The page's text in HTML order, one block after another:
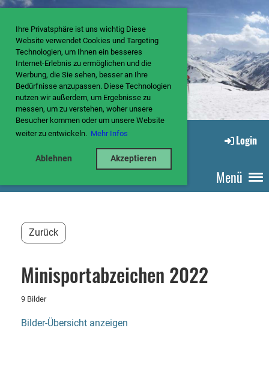
Ihre Privatsphäre ist uns wichtig Diese
Website verwendet Cookies und Targeting
Technologien, um Ihnen ein besseres
Internet-Erlebnis zu ermöglichen und die
Werbung, die Sie sehen, besser an Ihre
Bedürfnisse anzupassen. Diese Technologien
nutzen wir außerdem, um Ergebnisse zu
messen, um zu verstehen, woher unsere
Besucher kommen oder um unsere Website
weiter zu entwickeln. Mehr Infos
Ablehnen Akzeptieren
Login
Menü
Zurück
Minisportabzeichen 2022
9 Bilder
Bilder-Übersicht anzeigen